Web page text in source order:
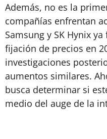
Además, no es la
compañías enfrentan
Samsung y SK Hynix
fijación de precios en
investigaciones
aumentos similares.
busca determinar si
medio del auge de la